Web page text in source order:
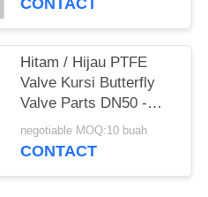
CONTACT
Hitam / Hijau PTFE
Valve Kursi Butterfly
Valve Parts DN50 -
DN600 Ukuran Port
negotiable MOQ:10 buah
CONTACT